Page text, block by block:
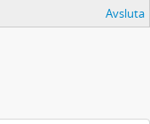
Avsluta